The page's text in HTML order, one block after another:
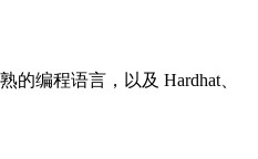
的编程语言，以及 Hardhat、